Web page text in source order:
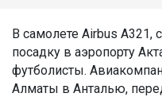
В самолете Airbus
посадку в аэропорту
футболисты.
Алматы в Анталью,